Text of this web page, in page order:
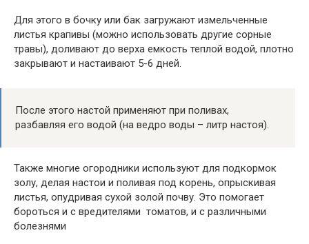
Для этого в бочку или бак загружают измельченные
листья крапивы (можно использовать другие сорные
травы), доливают до верха емкость теплой водой, плотно
закрывают и настаивают 5-6 дней.
После этого настой применяют при поливах,
разбавляя его водой (на ведро воды – литр настоя).
Также многие огородники используют для подкормок
золу, делая настои и поливая под корень, опрыскивая
листья, опудривая сухой золой почву. Это помогает
бороться и с вредителями томатов, и с различными
болезнями